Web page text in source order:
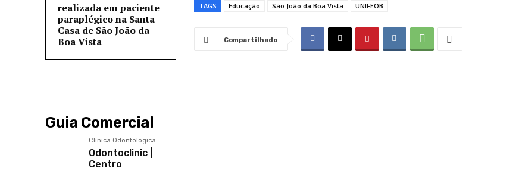
realizada em paciente
paraplégico na Santa
Casa de São João da
Boa Vista
Guia Comercial
Clínica Odontológica
Odontoclinic |
Centro
TAGS Educação São João da Boa Vista UNIFEOB
Compartilhado